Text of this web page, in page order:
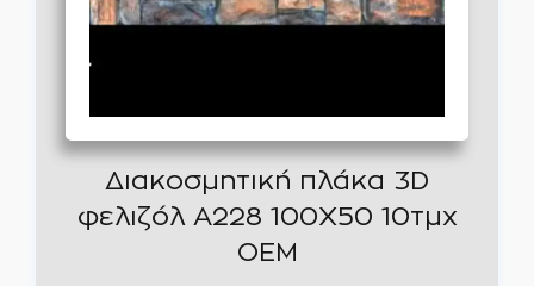
Διακοσμητική πλάκα 3D
φελιζόλ A228 100Χ50 10τμχ
OEM